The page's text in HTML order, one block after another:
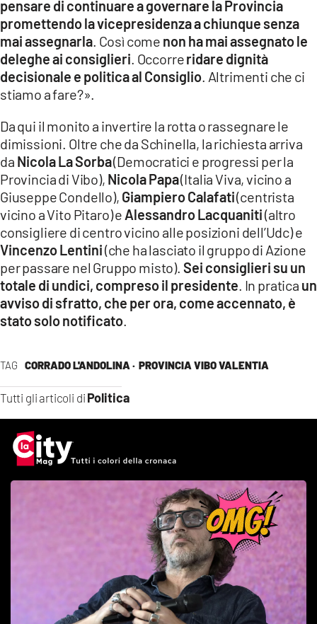
TAG CORRADO L'ANDOLINA · PROVINCIA VIBO VALENTIA
Tutti gli articoli di Politica
pensare di continuare a governare la Provincia
promettendo la vicepresidenza a chiunque senza
mai assegnarla . Così come non ha mai assegnato le
deleghe ai consiglieri . Occorreridare dignità
decisionale e politica al Consiglio . Altrimenti che ci
stiamo a fare?».
Da qui il monito a invertire la rotta o rassegnare le
dimissioni. Oltre che da Schinella, la richiesta arriva
da Nicola La Sorba(Democratici e progressi per la
Provincia di Vibo), Nicola Papa(Italia Viva, vicino a
Giuseppe Condello), Giampiero Calafati(centrista
vicino a Vito Pitaro) e Alessandro Lacquaniti(altro
consigliere di centro vicino alle posizioni dell’Udc) e
Vincenzo Lentini(che ha lasciato il gruppo di Azione
per passare nel Gruppo misto). Sei consiglieri su un
totale di undici, compreso il presidente . In pratica un
avviso di sfratto, che per ora, come accennato, è
stato solo notificato